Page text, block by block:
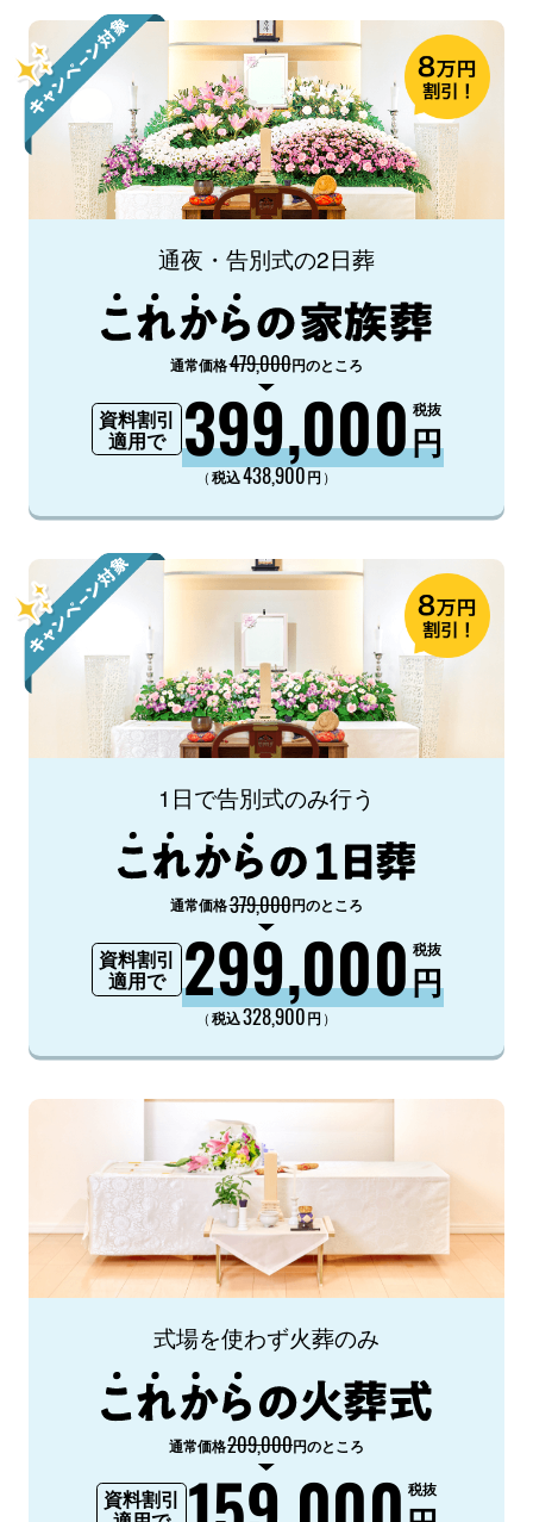
通夜・告別式の2日葬
通常価格479,000円のところ
資料割引
適用で
399,000円
税抜
（税込438,900円 ）
1日で告別式のみ行う
通常価格379,000円のところ
資料割引
適用で
299,000円
税抜
（税込328,900円 ）
式場を使わず火葬のみ
通常価格209,000円のところ
資料割引
税抜